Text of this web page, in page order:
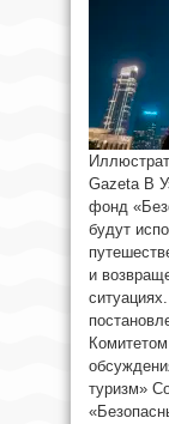
Gazeta В
фонд
будут
и
туризм»